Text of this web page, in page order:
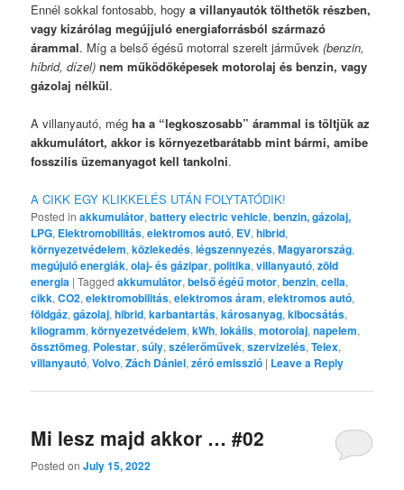
Ennél sokkal fontosabb, hogya villanyautók tölthetők részben,
vagy kizárólag megújjuló energiaforrásból származó
árammal. Míg a belső égésű motorral szerelt járművek(benzin,
híbrid, dízel) nem működőképesek motorolaj és benzin, vagy
gázolaj nélkül.
A villanyautó, mégha a “legkoszosabb” árammal is töltjük az
akkumulátort, akkor is környezetbarátabb mint bármi, amibe
fosszilis üzemanyagot kell tankolni.
A CIKK EGY KLIKKELÉS UTÁN FOLYTATÓDIK!
Posted in akkumulátor,battery electric vehicle,benzin, gázolaj,
LPG, Elektromobilitás,elektromos autó, EV,hibrid,
környezetvédelem,közlekedés,légszennyezés,Magyarország,
megújuló energiák,olaj- és gázipar,politika,villanyautó,zöld
energia |Tagged akkumulátor,belső égéű motor,benzin,cella,
cikk,CO2,elektromobilitás,elektromos áram,elektromos autó,
földgáz,gázolaj,hibrid,karbantartás,károsanyag,kibocsátás,
kilogramm,környezetvédelem,kWh,lokális,motorolaj,napelem,
össztömeg, Polestar,súly,szélerőművek,szervizelés,Telex,
villanyautó,Volvo,Zách Dániel,zéró emisszió | Leave a Reply
Mi lesz majd akkor … #02
Posted onJuly 15, 2022